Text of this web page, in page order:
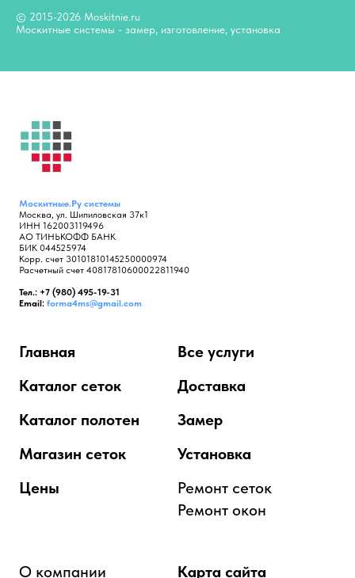
© 2015-2026 Moskitnie.ru
Москитные системы - замер, изготовление, установка
Москитные.Ру системы
Москва, ул. Шипиловская 37к1
ИНН 162003119496
АО ТИНЬКОФФ БАНК
БИК 044525974
Корр. счет 30101810145250000974
Расчетный счет 40817810600022811940
Тел.: +7 (980) 495-19-31
Email: forma4ms@gmail.com
Главная
Каталог сеток
Каталог полотен
Магазин сеток
Цены
Все услуги
Доставка
Замер
Установка
Ремонт сеток
Ремонт окон
О компании Карта сайта